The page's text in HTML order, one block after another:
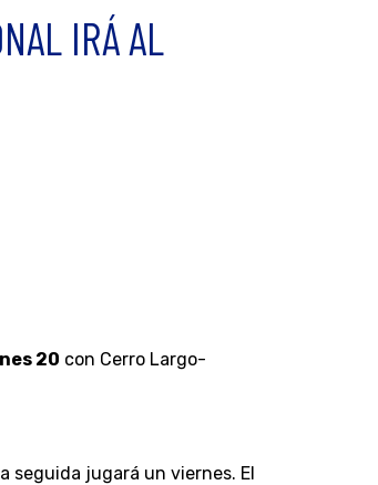
IRÁ AL
20 con Cerro Largo-
seguida jugará un viernes. El